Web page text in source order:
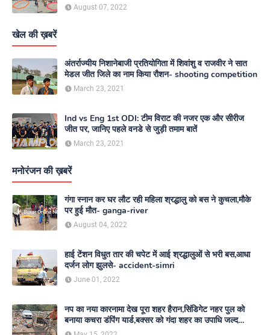
August 07, 2022
खेल की ख़बरें
अंतर्राज्यीय निशानेबाजी प्रतियोगिता में शिवांशु व राजवीर ने सात
मेडल जीत जिले का नाम किया रौशन- shooting competition
March 23, 2021
Ind vs Eng 1st ODI: टीम विराट की नजर एक और सीरीज
जीत पर, जानिए पहले वनडे से जुड़ी तमाम बातें
March 23, 2021
मनोरंजन की ख़बरें
गंगा स्नान कर घर लौट रही महिला श्रद्धालु को बस ने कुचला,मौके
पर हुई मौत- ganga-river
August 04, 2022
हाई टेंशन विधुत तार की चपेट में आई श्रद्धालुओं से भरी बस,आधा
दर्जन लोग झुलसे- accident-simri
June 01, 2022
नप का नया कारनामा देख पूरा शहर हैरान,सिंडिगेट नहर पुल को
बनाया कचरा डंपिंग यार्ड,बक्सर को गंदा शहर का उपाधि जल्द
दिलाएगा नगर परिषद- nagar-parishad